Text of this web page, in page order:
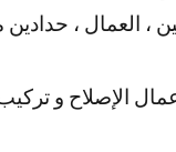
العمال ، حدادين
الإصلاح و